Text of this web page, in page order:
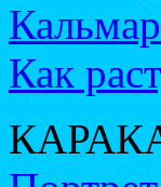
Как